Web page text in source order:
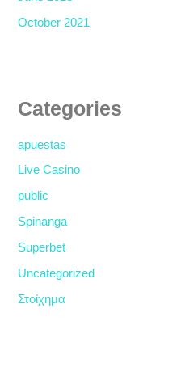
October 2021
Categories
apuestas
Live Casino
public
Spinanga
Superbet
Uncategorized
Στοίχημα